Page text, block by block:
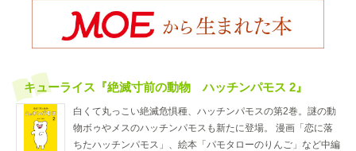
キューライス『絶滅寸前の動物 ハッチンパモス 2』
白くて丸っこい絶滅危惧種、ハッチンパモスの第2巻。謎の動
物ボゥやメスのハッチンパモスも新たに登場。 漫画「恋に落
ちたハッチンパモス」、絵本「パモタローのりんご」など中編